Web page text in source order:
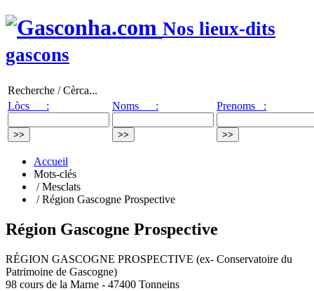
Nos lieux-dits
gascons
Recherche / Cèrca...
Lòcs :
Noms : Prenoms :
Accueil
Mots-clés
/ Mesclats
/ Région Gascogne Prospective
Région Gascogne Prospective
RÉGION GASCOGNE PROSPECTIVE (ex- Conservatoire du
Patrimoine de Gascogne)
98 cours de la Marne - 47400 Tonneins